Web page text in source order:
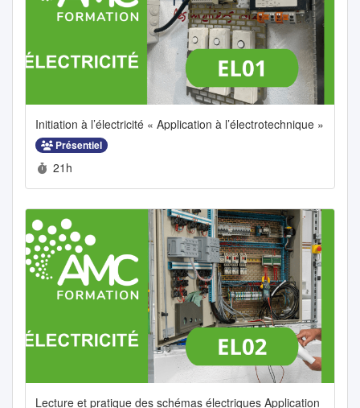
Initiation à l’électricité « Application à l’électrotechnique »
Présentiel
Durée :
21h
Lecture et pratique des schémas électriques Application